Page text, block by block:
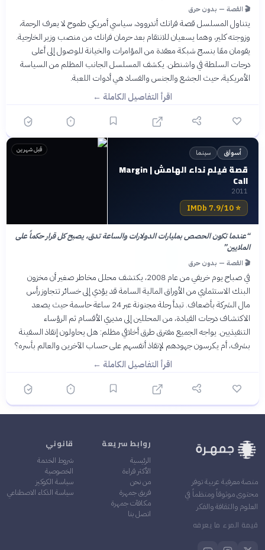
🎬 القصة — بدون حرق
يتناول المسلسل قصة فرانك أندروود، سياسي أمريكي طموح لا يعرف الرحمة،
وزوجته كلير، وهما يسعيان للانتقام بعد حرمان فرانك من منصب وزير الخارجية.
يقومان معًا بنسج شبكة معقدة من المؤامرات والخيانة للوصول إلى أعلى
درجات السلطة في واشنطن. يكشف المسلسل الجانب المظلم من السياسة
الأمريكية، حيث الجشع والجنس والفساد هي أدوات اللعبة.
اقرأ التفاصيل الكاملة ←
أسواق سينما
قصة فيلم نداء الهامش | Margin
Call
2011
⭐
7.9/10 IMDb
قبل شهرين
“عندما تكون الحصص بمليارات الدولارات والساعة تدق، يصبح كل قرار حكماً على
الملايين”
🎬 القصة — بدون حرق
في صباح يوم خريفي من عام 2008، يكتشف محلل مخاطر صغير أن مخزون
البنك الاستثماري من الأوراق المالية السامة قد يؤدي إلى خسائر تتجاوز رأس
مال الشركة بأضعاف. تبدأ رحلة مجنونة عبر 24 ساعة حاسمة حيث يصعد
الاكتشاف درجات القيادة، من المحللين إلى مديري الأقسام ثم الرؤساء
التنفيذيين. يواجه الجميع مفترق طرق أخلاقي مظلم: هل يحاولون إنقاذ السفينة
بشرف، أم يكرسون جهودهم لإنقاذ أنفسهم على حساب الآخرين والعالم بأسره؟
اقرأ التفاصيل الكاملة ←
منصة معرفية عربية توفر
محتوى موثوقاً ومنظماً في
العلوم والثقافة والفكر
قيمة المرء ما يعرفه
روابط سريعة
الرئيسية
الأكثر قراءة
من نحن
فريق جمهرة
مكافآت جمهرة
اتصل بنا
قانوني
شروط الخدمة
الخصوصية
سياسة الكوكيز
سياسة الذكاء الاصطناعي